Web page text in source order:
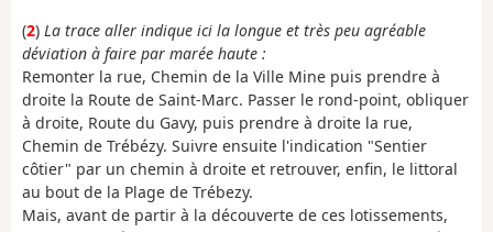
(2) La trace aller indique ici la longue et très peu agréable
déviation à faire par marée haute :
Remonter la rue, Chemin de la Ville Mine puis prendre à
droite la Route de Saint-Marc. Passer le rond-point, obliquer
à droite, Route du Gavy, puis prendre à droite la rue,
Chemin de Trébézy. Suivre ensuite l'indication "Sentier
côtier" par un chemin à droite et retrouver, enfin, le littoral
au bout de la Plage de Trébezy.
Mais, avant de partir à la découverte de ces lotissements,